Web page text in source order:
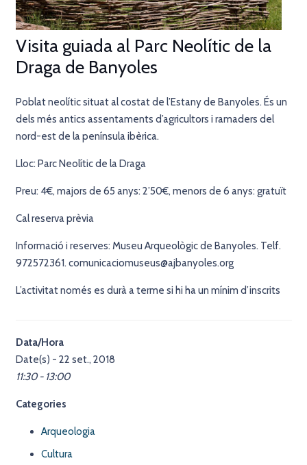
Visita guiada al Parc Neolític de la
Draga de Banyoles
Poblat neolític situat al costat de l’Estany de Banyoles. És un
dels més antics assentaments d’agricultors i ramaders del
nord-est de la península ibèrica.
Lloc: Parc Neolític de la Draga
Preu: 4€, majors de 65 anys: 2’50€, menors de 6 anys: gratuït
Cal reserva prèvia
Informació i reserves: Museu Arqueològic de Banyoles. Telf.
972572361. comunicaciomuseus@ajbanyoles.org
L’activitat només es durà a terme si hi ha un mínim d’inscrits
Data/Hora
Date(s) - 22 set., 2018
11:30 - 13:00
Categories
Arqueologia
Cultura